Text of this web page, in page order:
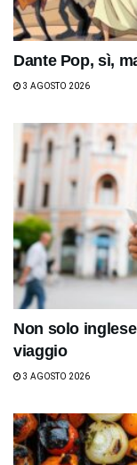
Dante Pop, sì,
3 AGOSTO 2026
Non solo
viaggio
3 AGOSTO 2026